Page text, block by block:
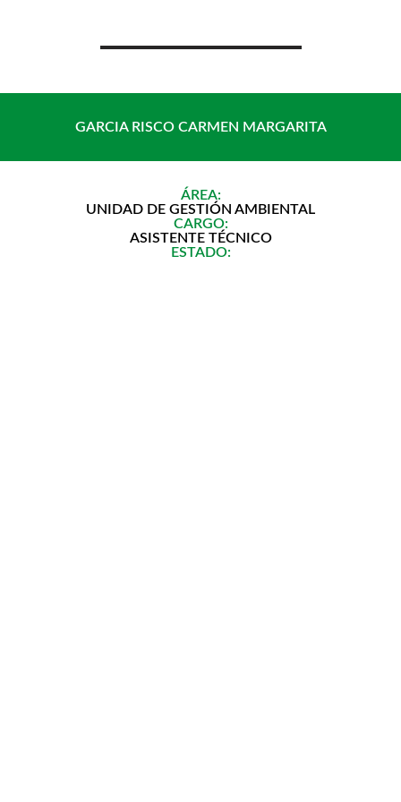
contenido
GARCIA RISCO CARMEN MARGARITA
ÁREA:
UNIDAD DE GESTIÓN AMBIENTAL
CARGO:
ASISTENTE TÉCNICO
ESTADO: